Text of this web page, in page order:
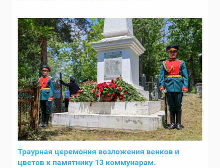
Траурная церемония возложения венков и
цветов к памятнику 13 коммунарам.